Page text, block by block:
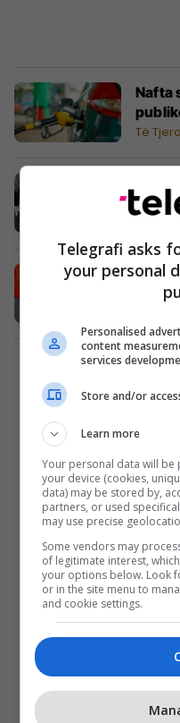
Nafta
Të Tjera
Telegrafi asks
your personal
Personalised
content
services
Store and/or
Learn more
Your personal data will
your device (cookies,
data) may be stored by,
partners, or used
may use precise
Some vendors may
of legitimate interest,
your options below. Look
or in the site menu to
and cookie settings.